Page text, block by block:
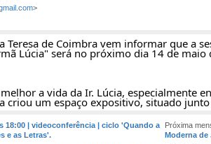
>
Teresa de Coimbra vem informar que a
Lúcia" será no próximo dia 14 de
a vida da Ir. Lúcia, especialmente
criou um espaço expositivo, situado
18:00 | videoconferência | ciclo 'Quando a
e as Letras'.
Próxima
Moderna